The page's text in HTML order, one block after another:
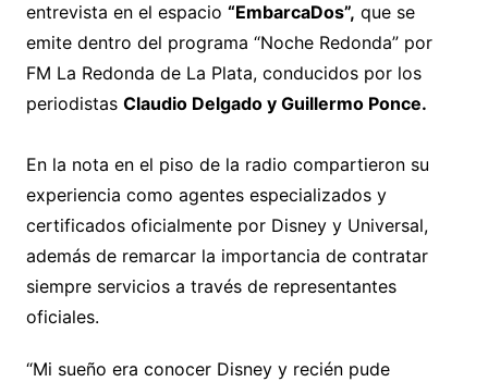
entrevista en el espacio “EmbarcaDos”, que se
emite dentro del programa “Noche Redonda” por
FM La Redonda de La Plata, conducidos por los
periodistas Claudio Delgado y Guillermo Ponce.
En la nota en el piso de la radio compartieron su
experiencia como agentes especializados y
certificados oficialmente por Disney y Universal,
además de remarcar la importancia de contratar
siempre servicios a través de representantes
oficiales.
“Mi sueño era conocer Disney y recién pude